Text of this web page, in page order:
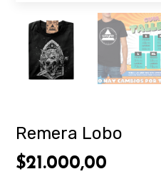
Remera Lobo
$21.000,00